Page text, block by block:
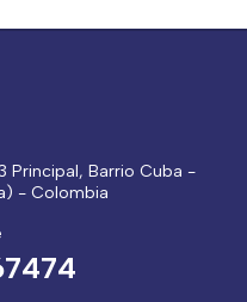
Principal, Barrio Cuba -
- Colombia